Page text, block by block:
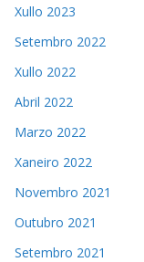
Xullo 2023
Setembro 2022
Xullo 2022
Abril 2022
Marzo 2022
Xaneiro 2022
Novembro 2021
Outubro 2021
Setembro 2021